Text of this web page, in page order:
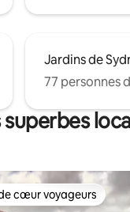
Jardins de
77 personnes
superbes
cœur voyageurs parmi
cœur voyageurs